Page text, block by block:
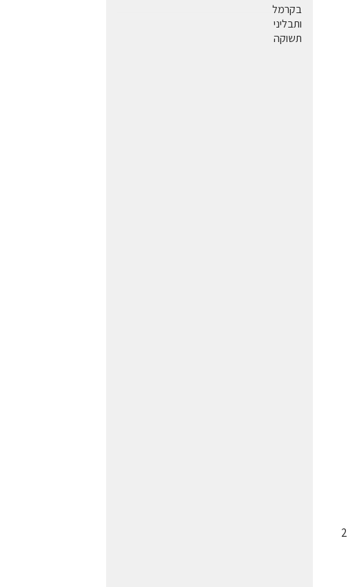
במחבת עמוקה כמו ווק ובחום גבוה מניחים את התרד עם חצי חב' חמאה או מרגרינה בטעם חמאה תוך כדי מוסיפים 2